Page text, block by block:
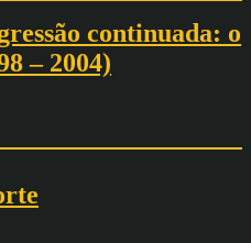
continuada: o
– 2004)